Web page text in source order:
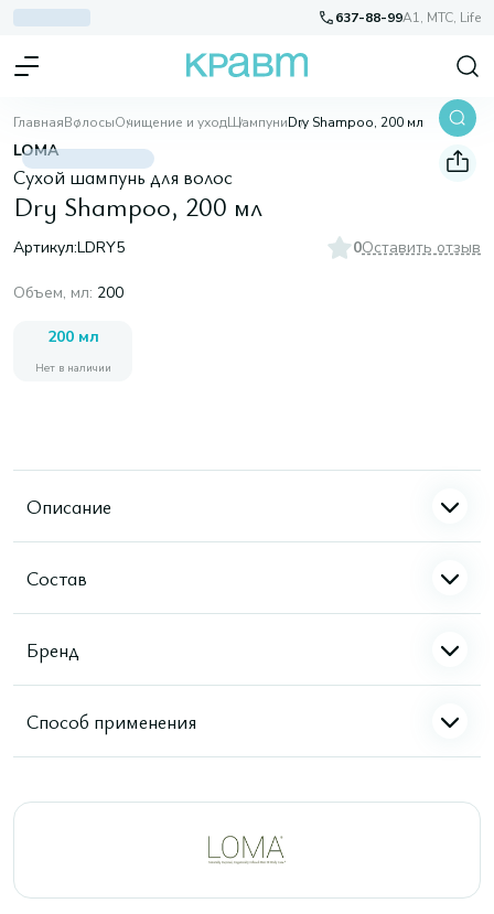
637-88-99A1, МТС, Life
ГлавнаяВолосыОчищение и уходШампуниDry Shampoo, 200 мл
LOMA
Сухой шампунь для волос
Dry Shampoo, 200 мл
Артикул:LDRY5 0Оставить отзыв
Объем, мл: 200
200 мл
Нет в наличии
Описание
Состав
Бренд
Способ применения